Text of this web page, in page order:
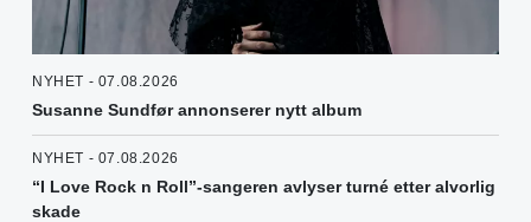
NYHET - 07.08.2026
Susanne Sundfør annonserer nytt album
NYHET - 07.08.2026
“I Love Rock n Roll”-sangeren avlyser turné etter alvorlig
skade